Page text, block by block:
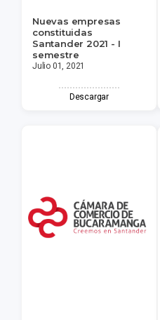
Nuevas empresas
constituidas
Santander 2021 - I
semestre
Julio 01, 2021
Descargar